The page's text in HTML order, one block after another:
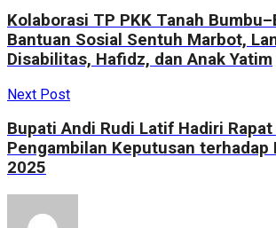
Kolaborasi TP PKK Tanah
Bantuan Sosial Sentuh Marbot,
Disabilitas, Hafidz, dan Anak Yatim
Next Post
Bupati Andi Rudi Latif Hadiri
Pengambilan Keputusan terhadap
2025